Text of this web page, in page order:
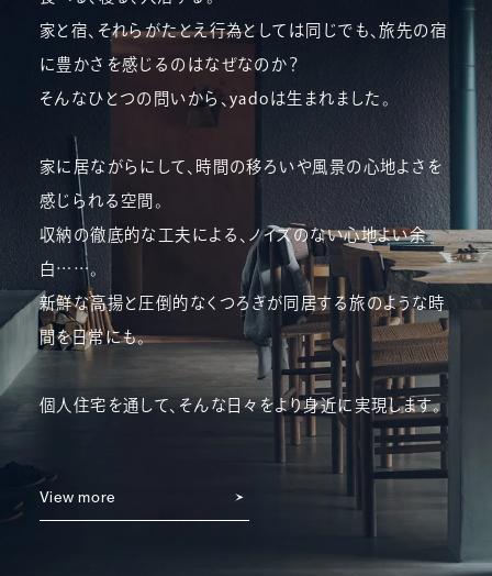
家と宿、それらがたとえ行為としては同じでも、旅先の宿
に豊かさを感じるのはなぜなのか？
そんなひとつの問いから、yadoは生まれました。
家に居ながらにして、時間の移ろいや風景の心地よさを
感じられる空間。
収納の徹底的な工夫による、ノイズのない心地よい余
白……。
新鮮な高揚と圧倒的なくつろぎが同居する旅のような時
間を日常にも。
個人住宅を通して、そんな日々をより身近に実現します。
View more